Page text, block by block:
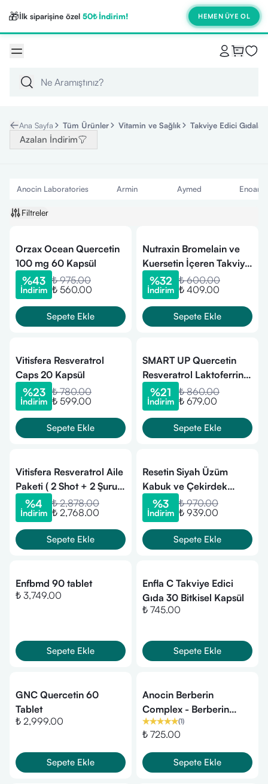
🎁İlk siparişine özel 50₺ İndirim! HEMEN ÜYE OL
Ana Sayfa Tüm Ürünler Vitamin ve Sağlık Takviye Edici Gıdalar
Azalan İndirim
Anocin Laboratories Armin Aymed Enoant
Filtreler
Orzax Ocean Quercetin
100 mg 60 Kapsül
%43
İndirim
₺ 975.00
₺ 560.00
Sepete Ekle
Nutraxin Bromelain ve
Kuersetin İçeren Takviye
Edici Gıda 30 Tablet
%32
İndirim
₺ 600.00
₺ 409.00
Sepete Ekle
Vitisfera Resveratrol
Caps 20 Kapsül
%23
İndirim
₺ 780.00
₺ 599.00
Sepete Ekle
SMART UP Quercetin
Resveratrol Laktoferrin
30 Kapsül
%21
İndirim
₺ 860.00
₺ 679.00
Sepete Ekle
Vitisfera Resveratrol Aile
Paketi ( 2 Shot + 2 Şurup
%4
İndirim
₺ 2,878.00
₺ 2,768.00
Sepete Ekle
Resetin Siyah Üzüm
Kabuk ve Çekirdek
Ekstraktı Takviye Edici
Gıda 250 ml
%3
İndirim
₺ 970.00
₺ 939.00
Sepete Ekle
Enfbmd 90 tablet
₺ 3,749.00
Sepete Ekle
Enfla C Takviye Edici
Gıda 30 Bitkisel Kapsül
₺ 745.00
Sepete Ekle
GNC Quercetin 60
Tablet
₺ 2,999.00
Sepete Ekle
Anocin Berberin
Complex - Berberin
(Karamuk), Kuersetin,
Tarçın ve Çinko-30
Kapsül
(1)
₺ 725.00
Sepete Ekle